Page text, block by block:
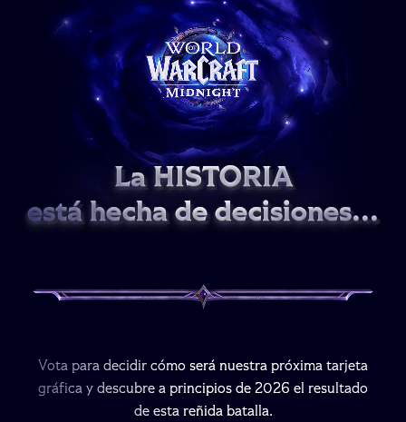
La HISTORIA
está hecha de decisiones...
La HISTORIA
está hecha de decisiones...
La HISTORIA
está hecha de decisiones...
Vota para decidir cómo será nuestra próxima tarjeta
gráfica y descubre a principios de 2026 el resultado
de esta reñida batalla.
Vota para decidir cómo será nuestra próxima tarjeta
gráfica y descubre a principios de 2026 el resultado
de esta reñida batalla.
Vota para decidir cómo será nuestra próxima tarjeta
gráfica y descubre a principios de 2026 el resultado
de esta reñida batalla.